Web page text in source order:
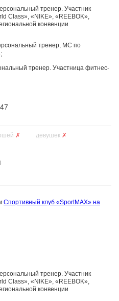
тренер. Участник
Class», «NIKE», «REEBOK»,
конвенции
тренер, МС по
тренер. Участница фитнес-
✗ девушек ✗
Спортивный клуб «SportMAX» на
тренер. Участник
Class», «NIKE», «REEBOK»,
конвенции